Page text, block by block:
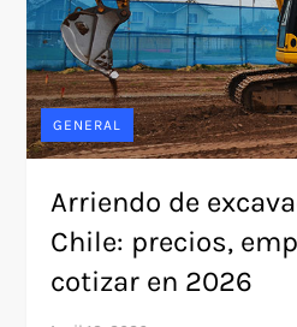
GENERAL
Arriendo de
Chile: precios,
cotizar en 2026